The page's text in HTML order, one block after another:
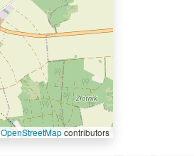
OpenStreetMapcontributors